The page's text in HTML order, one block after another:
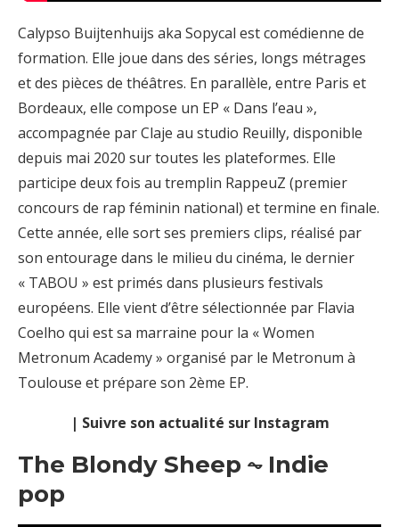
Calypso Buijtenhuijs aka Sopycal est comédienne de
formation. Elle joue dans des séries, longs métrages
et des pièces de théâtres. En parallèle, entre Paris et
Bordeaux, elle compose un EP « Dans l’eau »,
accompagnée par Claje au studio Reuilly, disponible
depuis mai 2020 sur toutes les plateformes. Elle
participe deux fois au tremplin RappeuZ (premier
concours de rap féminin national) et termine en finale.
Cette année, elle sort ses premiers clips, réalisé par
son entourage dans le milieu du cinéma, le dernier
« TABOU » est primés dans plusieurs festivals
européens. Elle vient d’être sélectionnée par Flavia
Coelho qui est sa marraine pour la « Women
Metronum Academy » organisé par le Metronum à
Toulouse et prépare son 2ème EP.
| Suivre son actualité sur Instagram
The Blondy Sheep ⏦ Indie
pop